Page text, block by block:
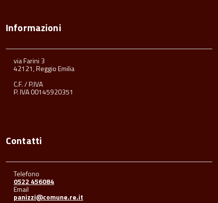
Informazioni
via Farini 3
42121, Reggio Emilia
C.F. / P.IVA
P. IVA 00145920351
Contatti
Telefono
0522 456084
Email
panizzi@comune.re.it